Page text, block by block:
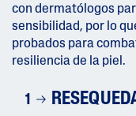
con dermatólogos
sensibilidad, por lo
probados para
resiliencia de la piel.
1